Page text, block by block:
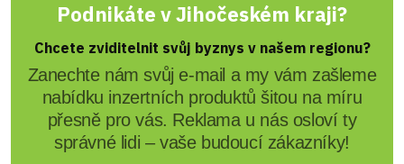
Podnikáte v Jihočeském kraji?
Chcete zviditelnit svůj byznys v našem regionu?
Zanechte nám svůj e-mail a my vám zašleme
nabídku inzertních produktů šitou na míru
přesně pro vás. Reklama u nás osloví ty
správné lidi – vaše budoucí zákazníky!